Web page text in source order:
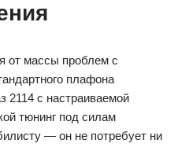
от массы проблем с
плафона
2114 с настраиваемой
тюнинг под силам
— он не потребует ни